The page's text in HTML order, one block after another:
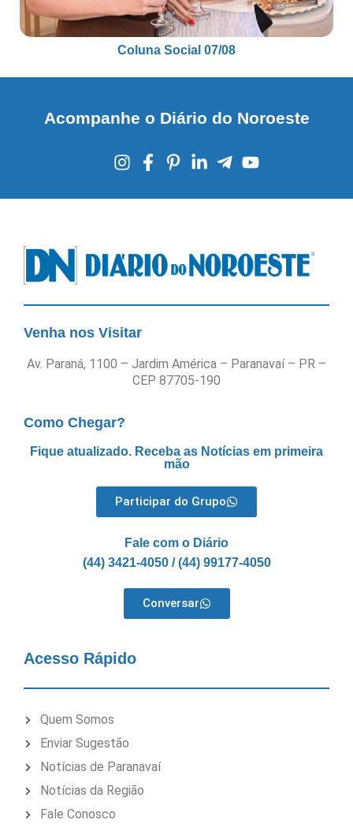
Coluna Social 07/08
Acompanhe o Diário do Noroeste
Venha nos Visitar
Av. Paraná, 1100 – Jardim América – Paranavaí – PR –
CEP 87705-190
Como Chegar?
Fique atualizado. Receba as Notícias em primeira
mão
Participar do Grupo
Fale com o Diário
(44) 3421-4050 / (44) 99177-4050
Conversar
Acesso Rápido
Quem Somos
Enviar Sugestão
Notícias de Paranavaí
Notícias da Região
Fale Conosco